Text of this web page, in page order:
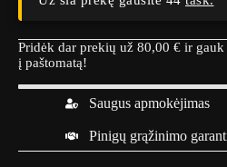
Pridėk dar prekių už 80,00 € ir gauk
į paštomatą!
Saugus apmokėjimas
Pinigų grąžinimo